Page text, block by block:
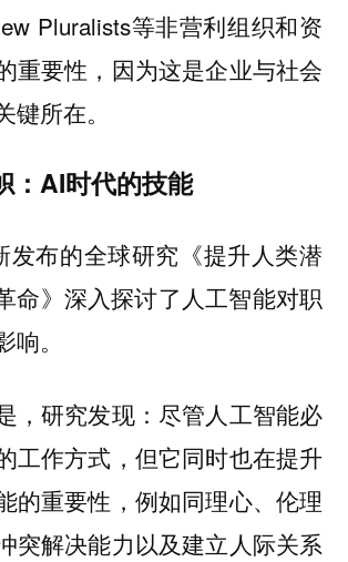
Pluralists等非营利组织和资
重要性，因为这是企业与社会
所在。
：AI时代的技能
发布的全球研究《提升人类潜
命》深入探讨了人工智能对职
。
，研究发现：尽管人工智能必
工作方式，但它同时也在提升
的重要性，例如同理心、伦理
突解决能力以及建立人际关系